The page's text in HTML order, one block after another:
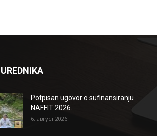
Potpisan ugovor o sufinansiranju
NAFFIT 2026.
6. август 2026.